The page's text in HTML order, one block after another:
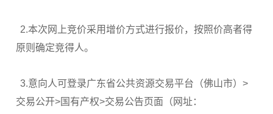
2.本次网上竞价采用增价方式进行报价，按照价高者得
原则确定竞得人。
3.意向人可登录广东省公共资源交易平台（佛山市）>
交易公开>国有产权>交易公告页面（网址：